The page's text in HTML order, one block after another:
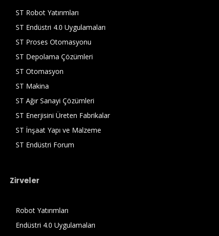
ST Robot Yatırımları
ST Endüstri 4.0 Uygulamaları
ST Proses Otomasyonu
ST Depolama Çözümleri
ST Otomasyon
ST Makina
ST Ağır Sanayi Çözümleri
ST Enerjisini Üreten Fabrikalar
ST İnşaat Yapı ve Malzeme
ST Endüstri Forum
Zirveler
Robot Yatırımları
Endüstri 4.0 Uygulamaları